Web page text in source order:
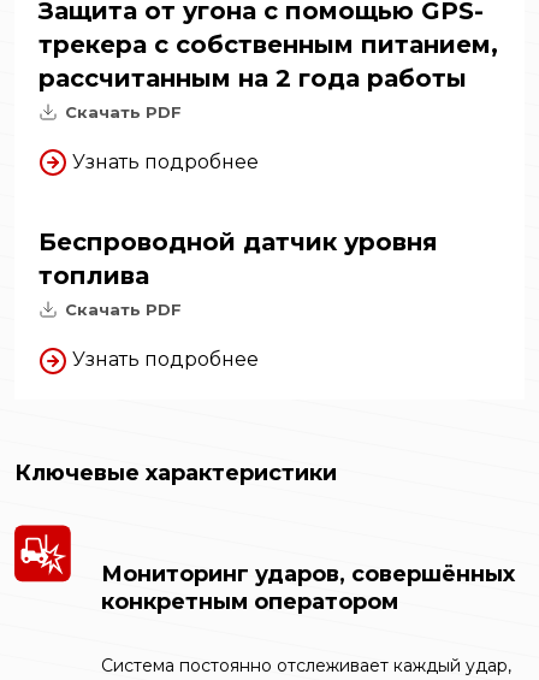
Защита от угона с помощью GPS-
трекера с собственным питанием,
рассчитанным на 2 года работы
Скачать PDF
Узнать подробнее
Беспроводной датчик уровня
топлива
Скачать PDF
Узнать подробнее
Ключевые характеристики
Мониторинг ударов, совершённых
конкретным оператором
Система постоянно отслеживает каждый удар,